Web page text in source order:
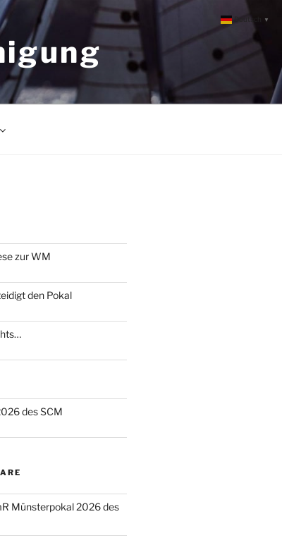
zur WM
den Pokal
des SCM
Münsterpokal 2026 des
▼